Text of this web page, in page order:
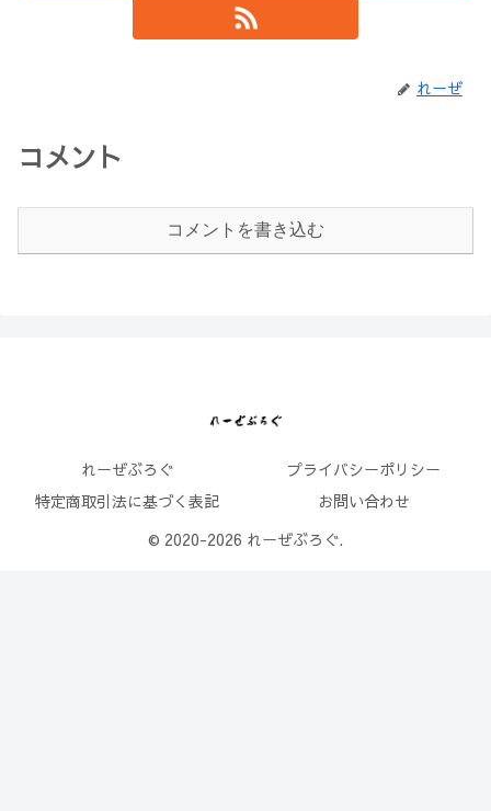
れーぜ
コメント
コメントを書き込む
れーぜぶろぐ
プライバシーポリシー
特定商取引法に基づく表記
お問い合わせ
© 2020-2026 れーぜぶろぐ.